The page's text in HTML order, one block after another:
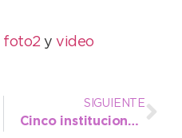
foto2 y video
SIGUIENTE
Cinco instituciones participan esta semana de la propuesta de Frescura Natural